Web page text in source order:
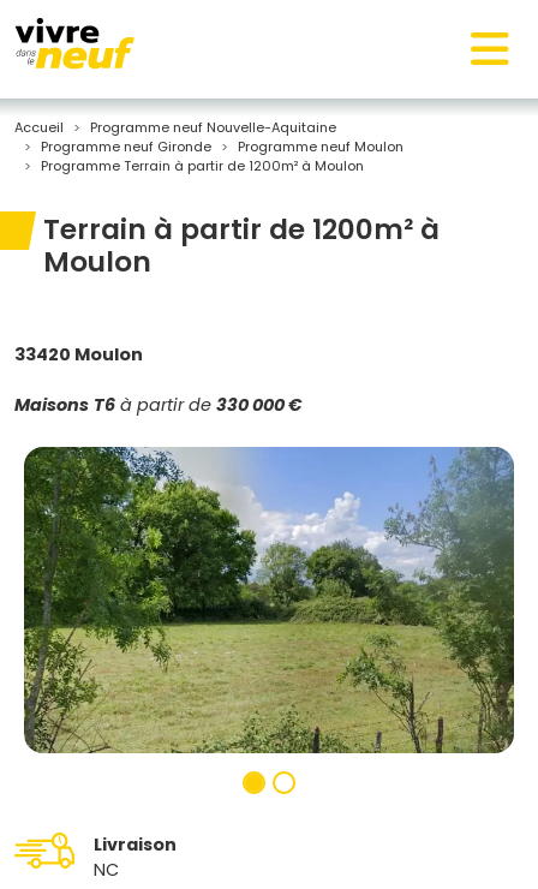
Accueil
Programme neuf Nouvelle-Aquitaine
Programme neuf Gironde
Programme neuf Moulon
Programme Terrain à partir de 1200m² à Moulon
Terrain à partir de 1200m² à
Moulon
33420 Moulon
Maisons T6 à partir de 330 000 €
Livraison
NC